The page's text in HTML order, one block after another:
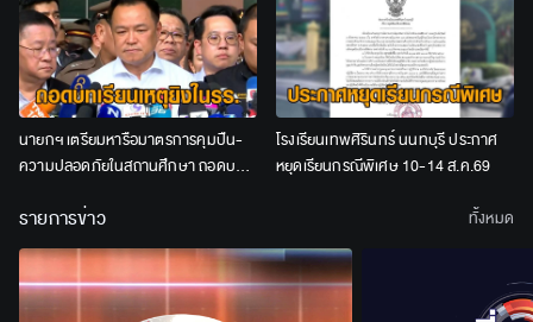
นายกฯ เตรียมหารือมาตรการคุมปืน-
ความปลอดภัยในสถานศึกษา ถอดบท
โรงเรียนเทพศิรินทร์ นนทบุรี ประกาศ
หยุดเรียนกรณีพิเศษ 10-14 ส.ค.69
รายการข่าว ทั้งหมด